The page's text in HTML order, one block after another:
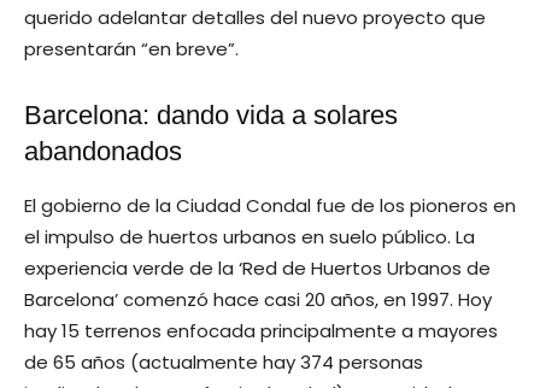
querido adelantar detalles del nuevo proyecto que
presentarán “en breve”.
Barcelona: dando vida a solares
abandonados
El gobierno de la Ciudad Condal fue de los pioneros en
el impulso de huertos urbanos en suelo público. La
experiencia verde de la ‘Red de Huertos Urbanos de
Barcelona’ comenzó hace casi 20 años, en 1997. Hoy
hay 15 terrenos enfocada principalmente a mayores
de 65 años (actualmente hay 374 personas